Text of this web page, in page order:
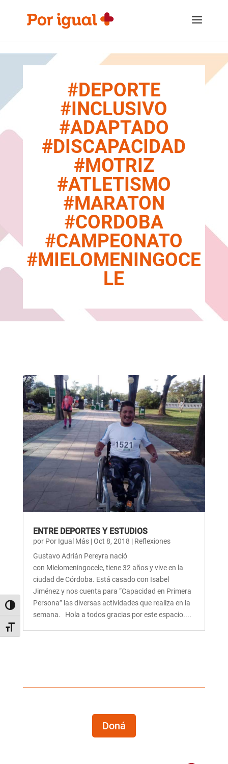
contenido
navegación
Alternar alto contraste
Alternar tamaño de letra
#DEPORTE
#INCLUSIVO
#ADAPTADO
#DISCAPACIDAD
#MOTRIZ
#ATLETISMO
#MARATON
#CORDOBA
#CAMPEONATO
#MIELOMENINGOCE
LE
ENTRE DEPORTES Y ESTUDIOS
por Por Igual Más|Oct 8, 2018 | Reflexiones
Gustavo Adrián Pereyra nació
con Mielomeningocele, tiene 32 años y vive en la
ciudad de Córdoba. Está casado con Isabel
Jiménez y nos cuenta para “Capacidad en Primera
Persona” las diversas actividades que realiza en la
semana. Hola a todos gracias por este espacio....
Doná